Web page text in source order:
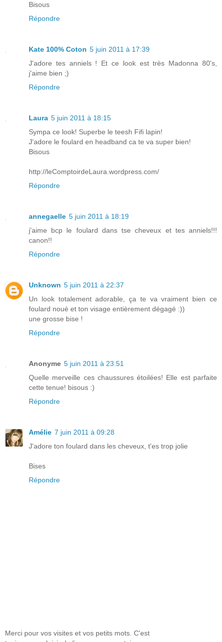
Bisous
Répondre
Kate 100% Coton 5 juin 2011 à 17:39
J'adore tes anniels ! Et ce look est très Madonna 80's,
j'aime bien ;)
Répondre
Laura 5 juin 2011 à 18:15
Sympa ce look! Superbe le teesh Fifi lapin!
J'adore le foulard en headband ca te va super bien!
Bisous
http://leComptoirdeLaura.wordpress.com/
Répondre
annegaelle 5 juin 2011 à 18:19
j'aime bcp le foulard dans tse cheveux et tes anniels!!!
canon!!
Répondre
Unknown 5 juin 2011 à 22:37
Un look totalement adorable, ça te va vraiment bien ce
foulard noué et ton visage entièrement dégagé :))
une grosse bise !
Répondre
Anonyme 5 juin 2011 à 23:51
Quelle merveille ces chaussures étoilées! Elle est parfaite
cette tenue! bisous :)
Répondre
Amélie 7 juin 2011 à 09:28
J'adore ton foulard dans les cheveux, t'es trop jolie
Bises
Répondre
Merci pour vos visites et vos petits mots. C'est